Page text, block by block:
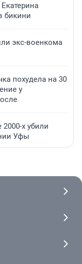
бикини
экс-военкома
похудела на 30
у
х убили
Уфы